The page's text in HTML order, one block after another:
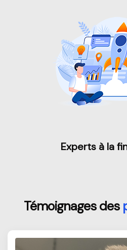
Experts à la
Témoignages des